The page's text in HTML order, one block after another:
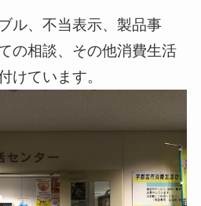
ル、不当表示、製品事
の相談、その他消費生活
けています。